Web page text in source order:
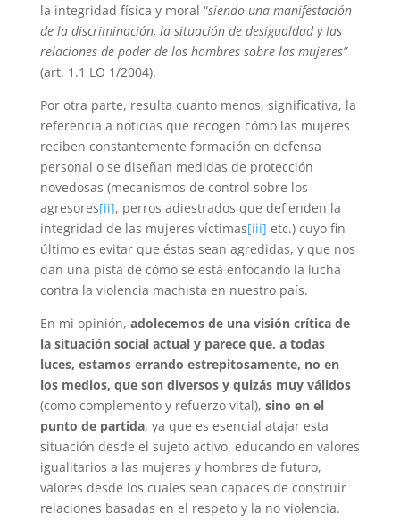
la integridad física y moral “siendo una manifestación
de la discriminación, la situación de desigualdad y las
relaciones de poder de los hombres sobre las mujeres”
(art. 1.1 LO 1/2004).
Por otra parte, resulta cuanto menos, significativa, la
referencia a noticias que recogen cómo las mujeres
reciben constantemente formación en defensa
personal o se diseñan medidas de protección
novedosas (mecanismos de control sobre los
agresores[ii], perros adiestrados que defienden la
integridad de las mujeres víctimas[iii] etc.) cuyo fin
último es evitar que éstas sean agredidas, y que nos
dan una pista de cómo se está enfocando la lucha
contra la violencia machista en nuestro país.
En mi opinión, adolecemos de una visión crítica de
la situación social actual y parece que, a todas
luces, estamos errando estrepitosamente, no en
los medios, que son diversos y quizás muy válidos
(como complemento y refuerzo vital), sino en el
punto de partida, ya que es esencial atajar esta
situación desde el sujeto activo, educando en valores
igualitarios a las mujeres y hombres de futuro,
valores desde los cuales sean capaces de construir
relaciones basadas en el respeto y la no violencia.